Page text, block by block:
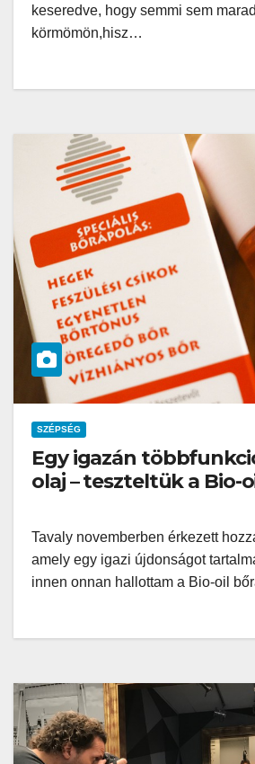
keseredve, hogy semmi sem
körmömön,hisz…
SZÉPSÉG
Egy igazán
olaj – teszteltük a Bio-
Tavaly novemberben érkezett
amely egy igazi újdonságot
innen onnan hallottam a Bio-oil